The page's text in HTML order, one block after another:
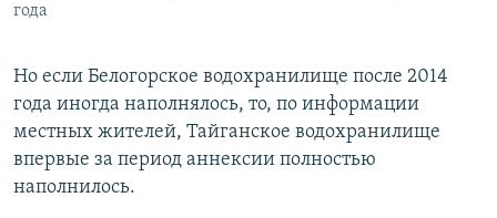
года
Но если Белогорское водохранилище после 2014
года иногда наполнялось, то, по информации
местных жителей, Тайганское водохранилище
впервые за период аннексии полностью
наполнилось.